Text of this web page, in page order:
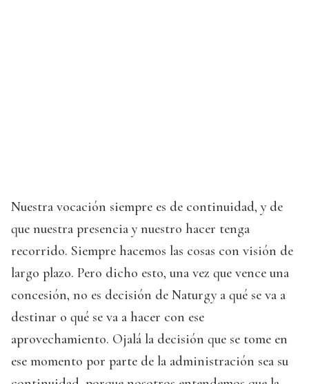
Nuestra vocación siempre es de continuidad, y de
que nuestra presencia y nuestro hacer tenga
recorrido. Siempre hacemos las cosas con visión de
largo plazo. Pero dicho esto, una vez que vence una
concesión, no es decisión de Naturgy a qué se va a
destinar o qué se va a hacer con ese
aprovechamiento. Ojalá la decisión que se tome en
ese momento por parte de la administración sea su